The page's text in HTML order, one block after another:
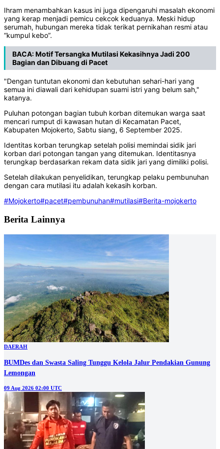
Ihram menambahkan kasus ini juga dipengaruhi masalah ekonomi
yang kerap menjadi pemicu cekcok keduanya. Meski hidup
serumah, hubungan mereka tidak terikat pernikahan resmi atau
“kumpul kebo”.
BACA:Motif Tersangka Mutilasi Kekasihnya Jadi 200
Bagian dan Dibuang di Pacet
"Dengan tuntutan ekonomi dan kebutuhan sehari-hari yang
semua ini diawali dari kehidupan suami istri yang belum sah,"
katanya.
Puluhan potongan bagian tubuh korban ditemukan warga saat
mencari rumput di kawasan hutan di Kecamatan Pacet,
Kabupaten Mojokerto, Sabtu siang, 6 September 2025.
Identitas korban terungkap setelah polisi memindai sidik jari
korban dari potongan tangan yang ditemukan. Identitasnya
terungkap berdasarkan rekam data sidik jari yang dimiliki polisi.
Setelah dilakukan penyelidikan, terungkap pelaku pembunuhan
dengan cara mutilasi itu adalah kekasih korban.
#Mojokerto#pacet#pembunuhan#mutilasi#Berita-mojokerto
Berita Lainnya
DAERAH
BUMDes dan Swasta Saling Tunggu Kelola Jalur Pendakian Gunung
Lemongan
09 Aug 2026 02:00 UTC